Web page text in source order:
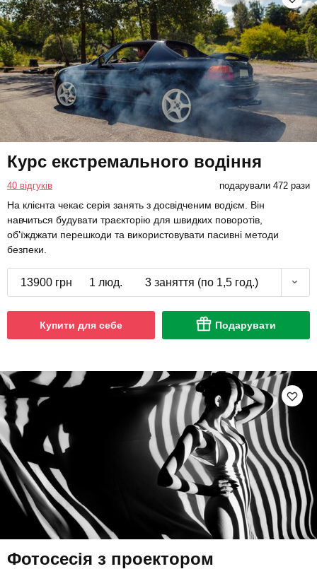
Курс екстремального водіння
40 відгуків подарували 472 рази
На клієнта чекає серія занять з досвідченим водієм. Він
навчиться будувати траєкторію для швидких поворотів,
об'їжджати перешкоди та використовувати пасивні методи
безпеки.
13900 грн 1 люд. 3 заняття (по 1,5 год.)
Купити для себе Подарувати
Фотосесія з проектором